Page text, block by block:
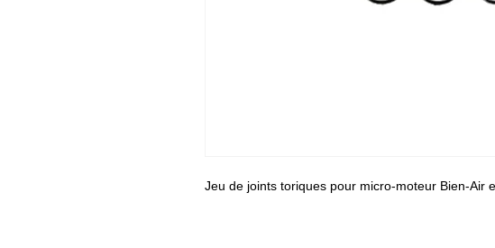
Jeu de joints toriques pour micro-moteur Bien-Air